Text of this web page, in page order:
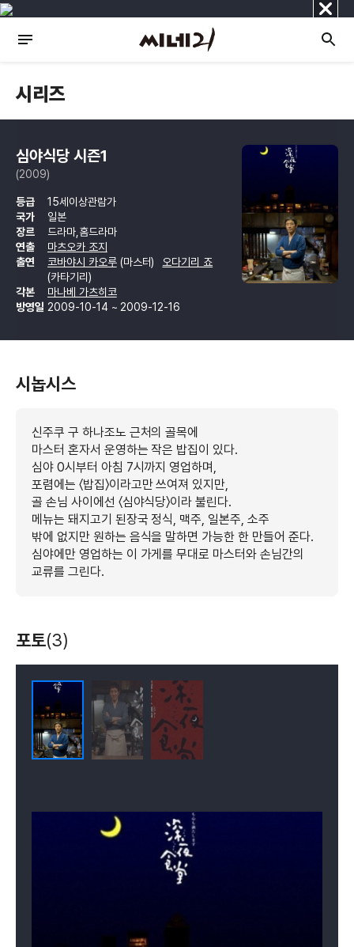
닫
기
시리즈
심야식당 시즌1
(2009)
등급
15세이상관람가
국가
일본
장르
드라마,홈드라마
연출
마츠오카 조지
출연
코바야시 카오루(마스터)
오다기리 죠
(카타기리)
각본
마나베 가츠히코
방영일 2009-10-14 ~ 2009-12-16
시놉시스
신주쿠 구 하나조노 근처의 골목에
마스터 혼자서 운영하는 작은 밥집이 있다.
심야 0시부터 아침 7시까지 영업하며,
포렴에는 〈밥집〉이라고만 쓰여져 있지만,
골 손님 사이에선 〈심야식당〉이라 불린다.
메뉴는 돼지고기 된장국 정식, 맥주, 일본주, 소주
밖에 없지만 원하는 음식을 말하면 가능한 한 만들어 준다.
심야에만 영업하는 이 가게를 무대로 마스터와 손님간의
교류를 그린다.
포토(3)